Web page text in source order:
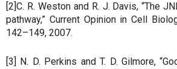
[2]C. R. Weston and R. J. Davis, “The
pathway,” Current Opinion in Cell
142–149, 2007.
[3] N. D. Perkins and T. D. Gilmore,